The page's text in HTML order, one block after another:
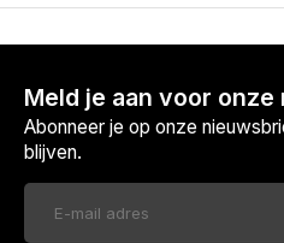
Meld je aan voor
Abonneer je op onze
blijven.